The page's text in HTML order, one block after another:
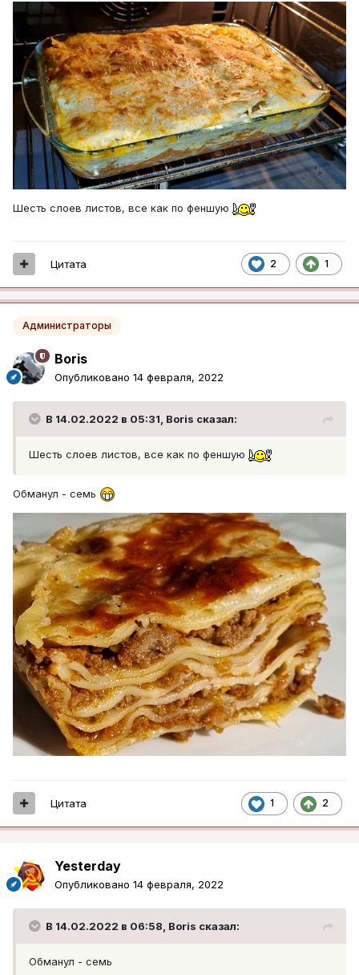
Шесть слоев листов, все как по феншую
2 1
Цитата
Администраторы
Boris
Опубликовано 14 февраля, 2022
В 14.02.2022 в 05:31, Boris сказал:
Шесть слоев листов, все как по феншую
Обманул - семь
1 2
Цитата
Yesterday
Опубликовано 14 февраля, 2022
В 14.02.2022 в 06:58, Boris сказал:
Обманул - семь